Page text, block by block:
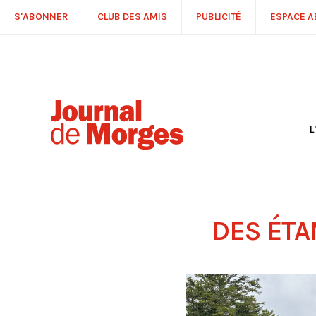
S'ABONNER CLUB DES AMIS PUBLICITÉ ESPACE
DES